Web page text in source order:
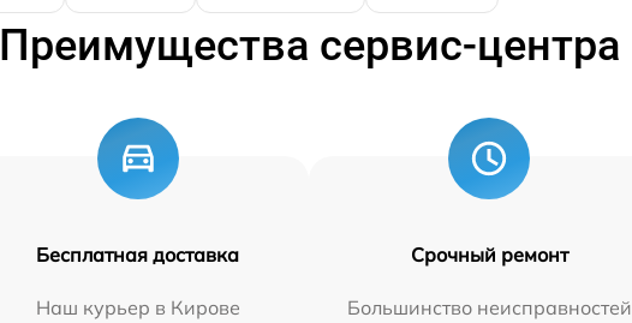
Преимущества сервис-центра
Бесплатная доставка
Наш курьер в Кирове
Срочный ремонт
Большинство неисправностей